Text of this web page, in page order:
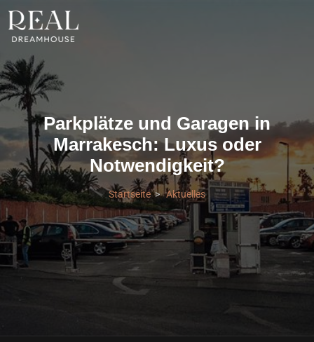
Parkplätze und Garagen in
Marrakesch: Luxus oder
Notwendigkeit?
Startseite Aktuelles